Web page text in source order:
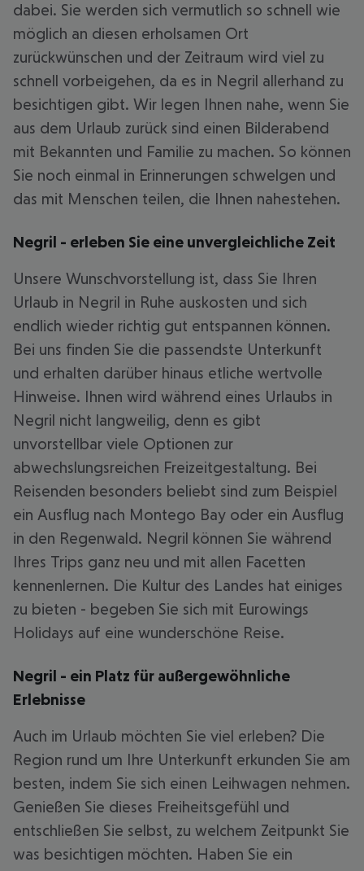
dabei. Sie werden sich vermutlich so schnell wie
möglich an diesen erholsamen Ort
zurückwünschen und der Zeitraum wird viel zu
schnell vorbeigehen, da es in Negril allerhand zu
besichtigen gibt. Wir legen Ihnen nahe, wenn Sie
aus dem Urlaub zurück sind einen Bilderabend
mit Bekannten und Familie zu machen. So können
Sie noch einmal in Erinnerungen schwelgen und
das mit Menschen teilen, die Ihnen nahestehen.
Negril - erleben Sie eine unvergleichliche Zeit
Unsere Wunschvorstellung ist, dass Sie Ihren
Urlaub in Negril in Ruhe auskosten und sich
endlich wieder richtig gut entspannen können.
Bei uns finden Sie die passendste Unterkunft
und erhalten darüber hinaus etliche wertvolle
Hinweise. Ihnen wird während eines Urlaubs in
Negril nicht langweilig, denn es gibt
unvorstellbar viele Optionen zur
abwechslungsreichen Freizeitgestaltung. Bei
Reisenden besonders beliebt sind zum Beispiel
ein Ausflug nach Montego Bay oder ein Ausflug
in den Regenwald. Negril können Sie während
Ihres Trips ganz neu und mit allen Facetten
kennenlernen. Die Kultur des Landes hat einiges
zu bieten - begeben Sie sich mit Eurowings
Holidays auf eine wunderschöne Reise.
Negril - ein Platz für außergewöhnliche
Erlebnisse
Auch im Urlaub möchten Sie viel erleben? Die
Region rund um Ihre Unterkunft erkunden Sie am
besten, indem Sie sich einen Leihwagen nehmen.
Genießen Sie dieses Freiheitsgefühl und
entschließen Sie selbst, zu welchem Zeitpunkt Sie
was besichtigen möchten. Haben Sie ein